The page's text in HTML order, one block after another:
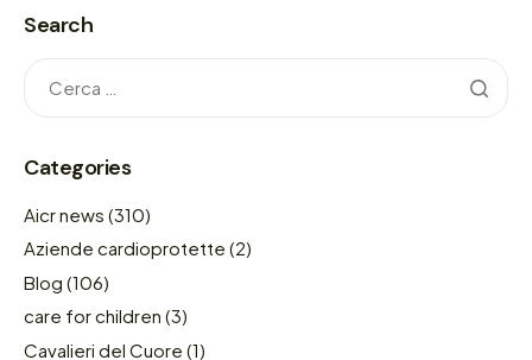
Search
Categories
Aicr news (310)
Aziende cardioprotette (2)
Blog (106)
care for children (3)
Cavalieri del Cuore (1)